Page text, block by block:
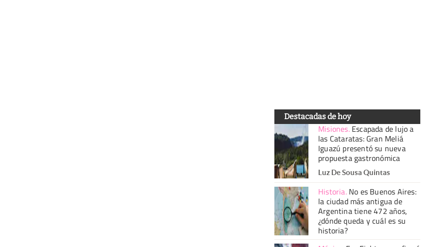
Destacadas de hoy
Misiones. Escapada de lujo a
las Cataratas: Gran Meliá
Iguazú presentó su nueva
propuesta gastronómica
Luz De Sousa Quintas
Historia. No es Buenos Aires:
la ciudad más antigua de
Argentina tiene 472 años,
¿dónde queda y cuál es su
historia?